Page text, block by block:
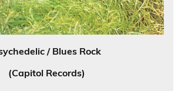
/ Blues Rock
(Capitol Records)